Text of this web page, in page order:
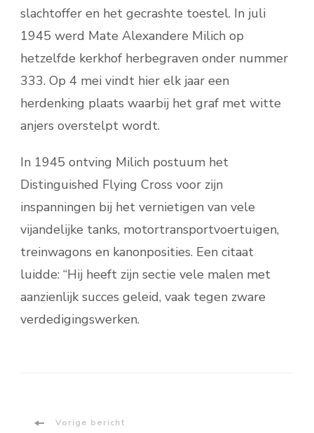
slachtoffer en het gecrashte toestel. In juli
1945 werd Mate Alexandere Milich op
hetzelfde kerkhof herbegraven onder nummer
333. Op 4 mei vindt hier elk jaar een
herdenking plaats waarbij het graf met witte
anjers overstelpt wordt.
In 1945 ontving Milich postuum het
Distinguished Flying Cross voor zijn
inspanningen bij het vernietigen van vele
vijandelijke tanks, motortransportvoertuigen,
treinwagons en kanonposities. Een citaat
luidde: “Hij heeft zijn sectie vele malen met
aanzienlijk succes geleid, vaak tegen zware
verdedigingswerken.
Vorige bericht